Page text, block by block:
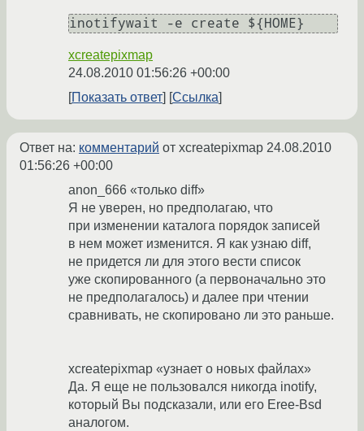
xcreatepixmap
24.08.2010 01:56:26 +00:00
Показать ответ
Ссылка
Ответ на: комментарий от xcreatepixmap 24.08.2010
01:56:26 +00:00
anon_666 «только diff»
Я не уверен, но предполагаю, что
при изменении каталога порядок записей
в нем может изменится. Я как узнаю diff,
не придется ли для этого вести список
уже скопированного (а первоначально это
не предполагалось) и далее при чтении
сравнивать, не скопировано ли это раньше.
xcreatepixmap «узнает о новых файлах»
Да. Я еще не пользовался никогда inotify,
который Вы подсказали, или его Eree-Bsd
аналогом.